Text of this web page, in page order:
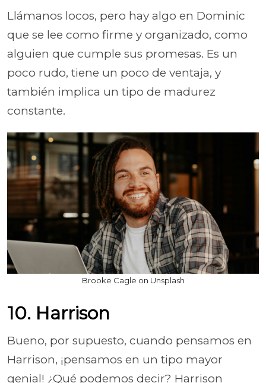
Llámanos locos, pero hay algo en Dominic
que se lee como firme y organizado, como
alguien que cumple sus promesas. Es un
poco rudo, tiene un poco de ventaja, y
también implica un tipo de madurez
constante.
Brooke Cagle on Unsplash
10. Harrison
Bueno, por supuesto, cuando pensamos en
Harrison, ¡pensamos en un tipo mayor
genial! ¿Qué podemos decir? Harrison